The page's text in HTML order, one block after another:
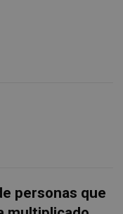
personas que